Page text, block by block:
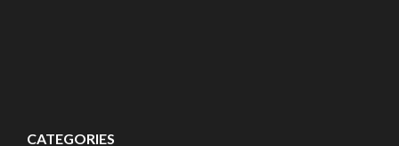
CATEGORIES